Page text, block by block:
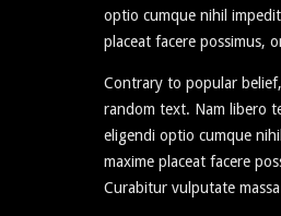
optio cumque nihil
placeat facere possimus,
Contrary to popular
random text. Nam libero
eligendi optio cumque
maxime placeat facere
Curabitur vulputate